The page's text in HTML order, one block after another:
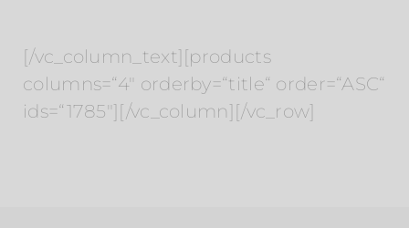
[/vc_column_text][products
columns=“4″ orderby=“title“ order=“ASC“
ids=“1785″][/vc_column][/vc_row]